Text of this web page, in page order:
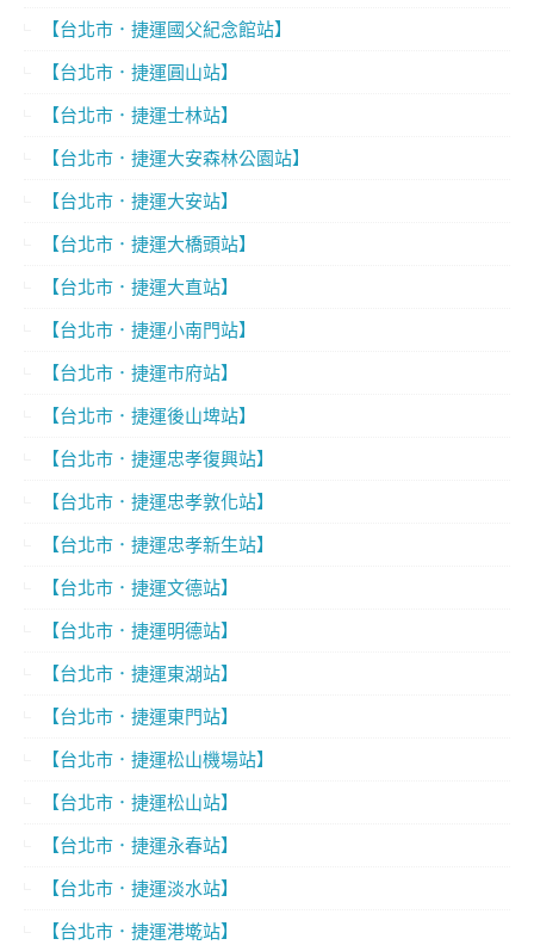
【台北市．捷運國父紀念館站】
【台北市．捷運圓山站】
【台北市．捷運士林站】
【台北市．捷運大安森林公園站】
【台北市．捷運大安站】
【台北市．捷運大橋頭站】
【台北市．捷運大直站】
【台北市．捷運小南門站】
【台北市．捷運市府站】
【台北市．捷運後山埤站】
【台北市．捷運忠孝復興站】
【台北市．捷運忠孝敦化站】
【台北市．捷運忠孝新生站】
【台北市．捷運文德站】
【台北市．捷運明德站】
【台北市．捷運東湖站】
【台北市．捷運東門站】
【台北市．捷運松山機場站】
【台北市．捷運松山站】
【台北市．捷運永春站】
【台北市．捷運淡水站】
【台北市．捷運港墘站】